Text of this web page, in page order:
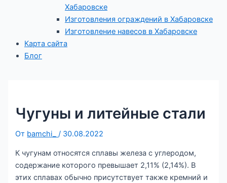
Хабаровске
Изготовления ограждений в Хабаровске
Изготовление навесов в Хабаровске
Карта сайта
Блог
Чугуны и литейные стали
От bamchi_/ 30.08.2022
К чугунам относятся сплавы железа с углеродом,
содержание которого превышает 2,11% (2,14%). В
этих сплавах обычно присутствует также кремний и